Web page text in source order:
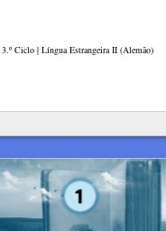
3.º Ciclo | Língua Estrangeira II (Alemão)